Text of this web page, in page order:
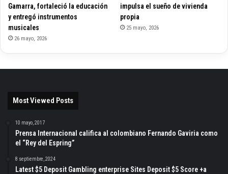
Gamarra, fortaleció la educación
y entregó instrumentos
musicales
26 mayo, 2026
impulsa el sueño de vivienda
propia
25 mayo, 2026
Most Viewed Posts
10 mayo, 2017
Prensa Internacional califica al colombiano Fernando Gaviria como
el “Rey del Espring”
8 septiembre, 2024
Latest $5 Deposit Gambling enterprise Sites Deposit $5 Score +a